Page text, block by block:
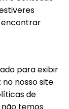
encontrar
para exibir
nosso site.
de